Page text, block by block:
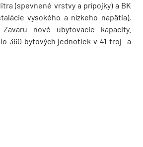
(spevnené vrstvy a prípojky) a BK
vysokého a nízkeho napätia),
nové ubytovacie kapacity.
360 bytových jednotiek v 41 troj- a